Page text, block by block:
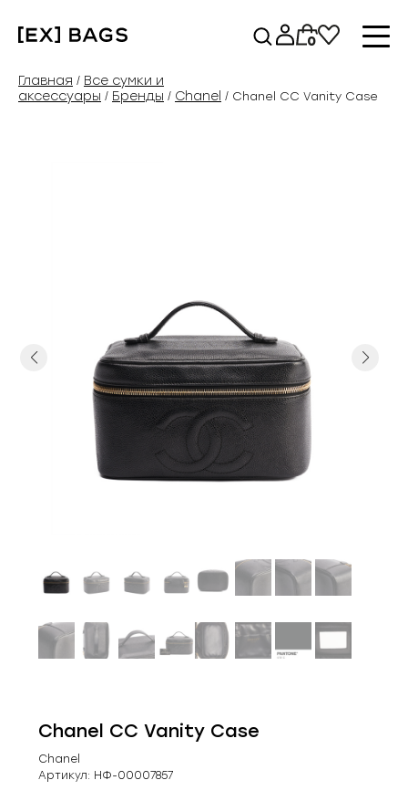
содержимому
0
Главная / Все сумки и
аксессуары / Бренды / Chanel / Chanel CC Vanity Case
Previous Next
Chanel CC Vanity Case
Chanel
Артикул: НФ-00007857